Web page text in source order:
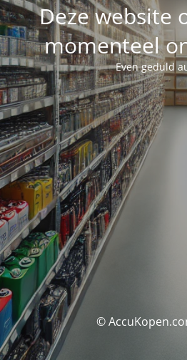
Deze website
momenteel
Even geduld
©